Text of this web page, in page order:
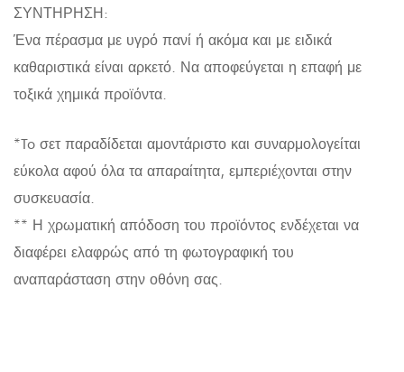
ΣΥΝΤΗΡΗΣΗ:
Ένα πέρασμα με υγρό πανί ή ακόμα και με ειδικά
καθαριστικά είναι αρκετό. Να αποφεύγεται η επαφή με
τοξικά χημικά προϊόντα.
*To σετ παραδίδεται αμοντάριστο και συναρμολογείται
εύκολα αφού όλα τα απαραίτητα, εμπεριέχονται στην
συσκευασία.
** Η χρωματική απόδοση του προϊόντος ενδέχεται να
διαφέρει ελαφρώς από τη φωτογραφική του
αναπαράσταση στην οθόνη σας.